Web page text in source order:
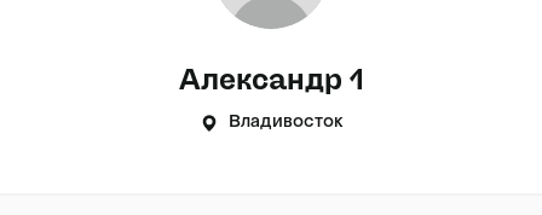
Александр 1
Владивосток